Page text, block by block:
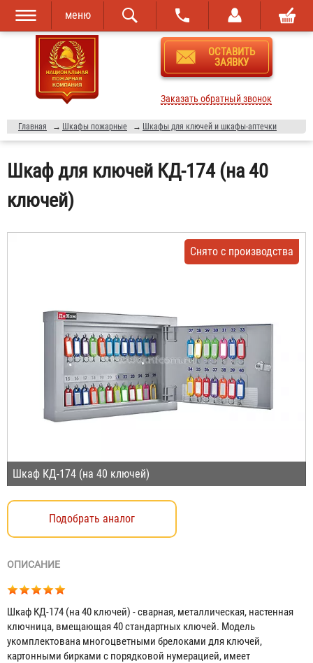
Перейти к
основному
содержанию
Skip to
navigation
меню
ОСТАВИТЬ
ЗАЯВКУ
Заказать обратный звонок
Главная → Шкафы пожарные → Шкафы для ключей и шкафы-аптечки
Шкаф для ключей КД-174 (на 40
ключей)
Шкаф КД-174 (на 40 ключей)
Снято с производства
Подобрать аналог
ОПИСАНИЕ
Шкаф КД-174 (на 40 ключей) - сварная, металлическая, настенная
ключница, вмещающая 40 стандартных ключей. Модель
укомплектована многоцветными брелоками для ключей,
картонными бирками с порядковой нумерацией, имеет